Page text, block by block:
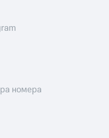
номера